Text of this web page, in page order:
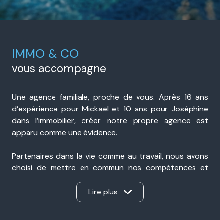
IMMO & CO
vous accompagne
Une agence familiale, proche de vous. Après 16 ans
d’expérience pour Mickaël et 10 ans pour Joséphine
dans l’immobilier, créer notre propre agence est
apparu comme une évidence.
Partenaires dans la vie comme au travail, nous avons
choisi de mettre en commun nos compétences et
notre expérience pour accompagner nos clients avec
sérieux, transparence et réactivité. Présents à Portes-
lès-Valence et à Valence, nous sommes une agence
Lire plus